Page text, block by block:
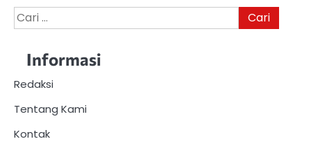
Cari
untuk:
Informasi
Redaksi
Tentang Kami
Kontak